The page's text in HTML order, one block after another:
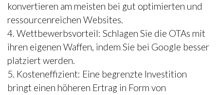
konvertieren am meisten bei gut optimierten und
ressourcenreichen Websites.
4. Wettbewerbsvorteil: Schlagen Sie die OTAs mit
ihren eigenen Waffen, indem Sie bei Google besser
platziert werden.
5. Kosteneffizient: Eine begrenzte Investition
bringt einen höheren Ertrag in Form von